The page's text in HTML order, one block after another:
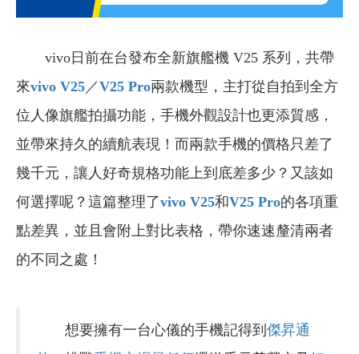
vivo日前在台發布全新旗艦機 V25 系列，共帶
來vivo V25／V25 Pro兩款機型，主打從自拍到全方
位人像旗艦拍攝功能，手機外觀設計也更添質感，
並帶來持久的續航表現！而兩款手機的價格只差了
幾千元，讓人好奇規格功能上到底差多少？又該如
何選擇呢？這篇整理了vivo V25和V25 Pro的各項重
點差異，並且會附上對比表格，帶你速速釐清兩者
的不同之處！
想要擁有一台心儀的手機記得到 傑昇通